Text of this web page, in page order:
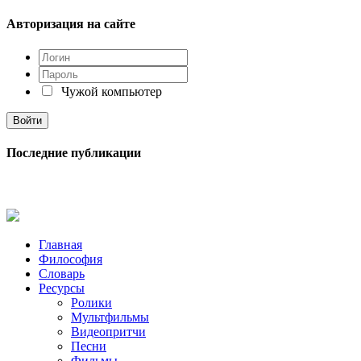
Авторизация на сайте
Чужой компьютер
Последние публикации
Главная
Философия
Словарь
Ресурсы
Ролики
Мультфильмы
Видеопритчи
Песни